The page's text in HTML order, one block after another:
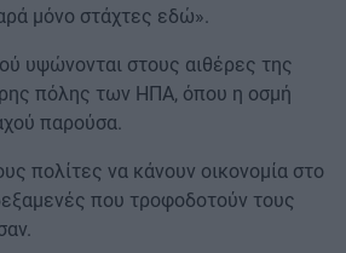
μόνο στάχτες εδώ».
υψώνονται στους αιθέρες της
πόλης των ΗΠΑ, όπου η οσμή
παρούσα.
πολίτες να κάνουν οικονομία στο
που τροφοδοτούν τους